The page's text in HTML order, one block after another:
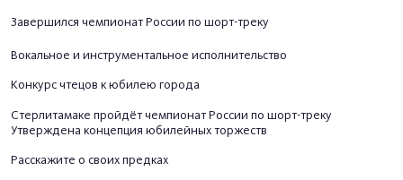
Завершился чемпионат России по шорт-треку
Вокальное и инструментальное исполнительство
Конкурс чтецов к юбилею города
Стерлитамаке пройдёт чемпионат России по шорт-треку
Утверждена концепция юбилейных торжеств
Расскажите о своих предках